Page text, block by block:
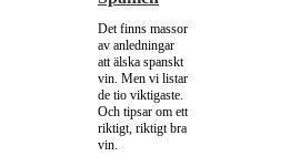
Det finns massor
av anledningar
att älska spanskt
vin. Men vi listar
de tio viktigaste.
Och tipsar om ett
riktigt, riktigt bra
vin.